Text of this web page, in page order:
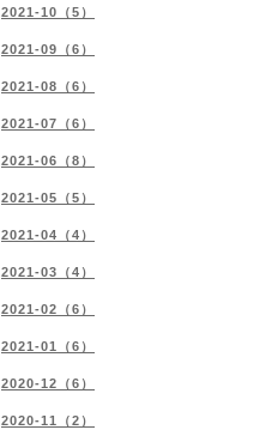
2021-10（5）
2021-09（6）
2021-08（6）
2021-07（6）
2021-06（8）
2021-05（5）
2021-04（4）
2021-03（4）
2021-02（6）
2021-01（6）
2020-12（6）
2020-11（2）